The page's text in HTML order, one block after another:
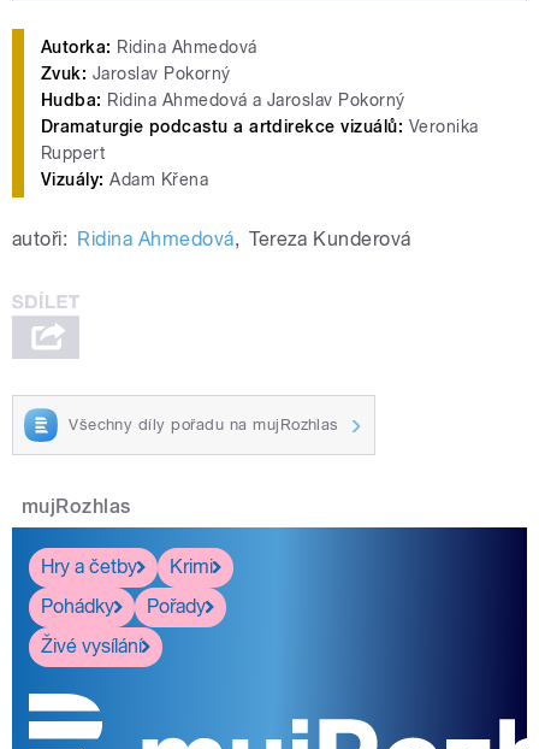
Autorka: Ridina Ahmedová
Zvuk: Jaroslav Pokorný
Hudba: Ridina Ahmedová a Jaroslav Pokorný
Dramaturgie podcastu a artdirekce vizuálů: Veronika
Ruppert
Vizuály: Adam Křena
autoři: Ridina Ahmedová, Tereza Kunderová
Všechny díly pořadu na mujRozhlas
mujRozhlas
Hry a četby
Krimi
Pohádky
Pořady
Živé vysílání